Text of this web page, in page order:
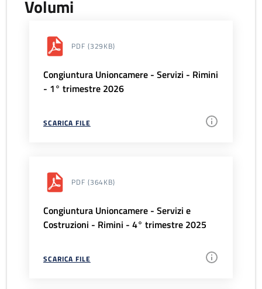
Volumi
PDF (329KB)
Congiuntura Unioncamere - Servizi - Rimini
- 1° trimestre 2026
SCARICA FILE
PDF (364KB)
Congiuntura Unioncamere - Servizi e
Costruzioni - Rimini - 4° trimestre 2025
SCARICA FILE